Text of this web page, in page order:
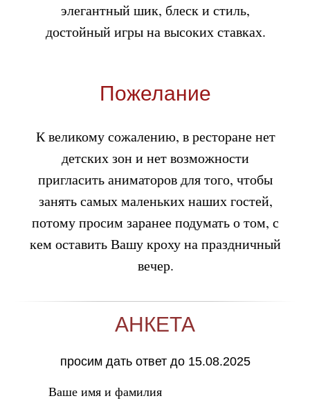
элегантный шик, блеск и стиль,
достойный игры на высоких ставках.
Пожелание
К великому сожалению, в ресторане нет
детских зон и нет возможности
пригласить аниматоров для того, чтобы
занять самых маленьких наших гостей,
потому просим заранее подумать о том, с
кем оставить Вашу кроху на праздничный
вечер.
АНКЕТА
Ваше имя и фамилия
просим дать ответ до 15.08.2025